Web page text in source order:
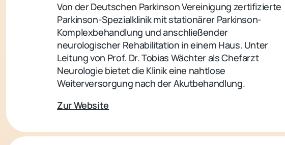
Von der Deutschen Parkinson Vereinigung zertifizierte
Parkinson-Spezialklinik mit stationärer Parkinson-
Komplexbehandlung und anschließender
neurologischer Rehabilitation in einem Haus. Unter
Leitung von Prof. Dr. Tobias Wächter als Chefarzt
Neurologie bietet die Klinik eine nahtlose
Weiterversorgung nach der Akutbehandlung.
Zur Website